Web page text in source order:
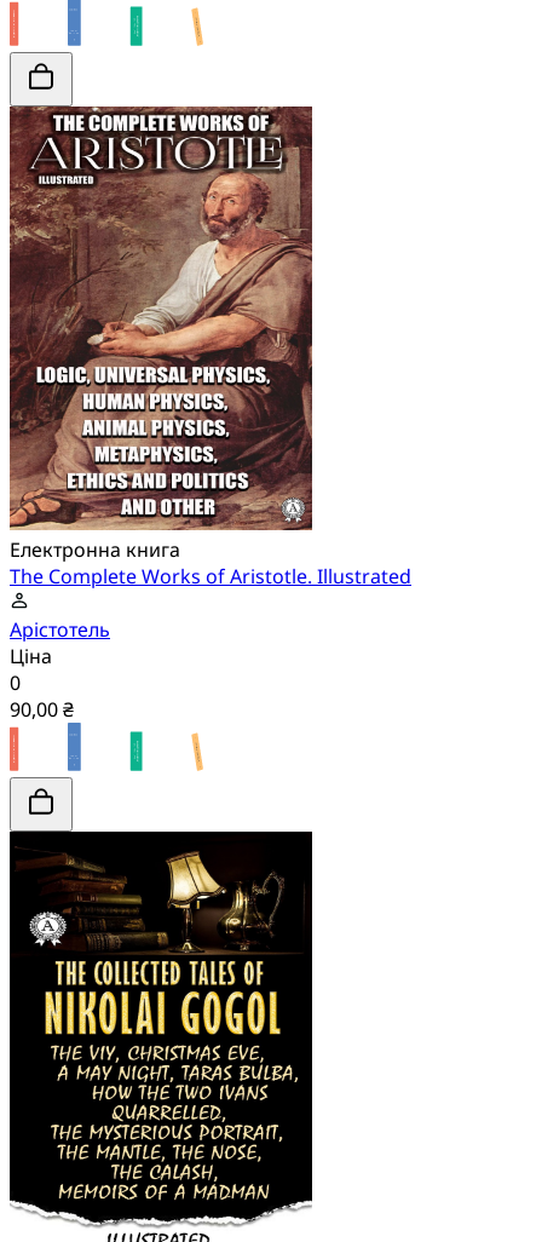
Електронна книга
The Complete Works of Aristotle. Illustrated
Арістотель
Ціна
0
90,00 ₴